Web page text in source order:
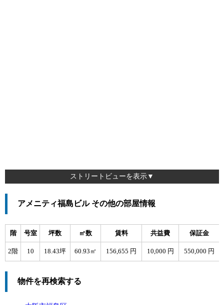
ストリートビューを表示▼
アメニティ福島ビル その他の部屋情報
階 号室 坪数 ㎡数 賃料 共益費 保証金
2階 10 18.43坪 60.93㎡ 156,655 円 10,000 円 550,000 円
物件を再検索する